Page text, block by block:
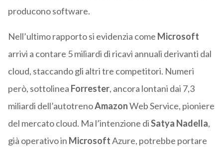
producono software.
Nell’ultimo rapporto si evidenzia come Microsoft
arrivi a contare 5 miliardi di ricavi annuali derivanti dal
cloud, staccando gli altri tre competitori. Numeri
però, sottolinea Forrester, ancora lontani dai 7,3
miliardi dell’autotrenoAmazonWeb Service, pioniere
del mercato cloud. Ma l’intenzione diSatya Nadella,
già operativo in MicrosoftAzure, potrebbe portare